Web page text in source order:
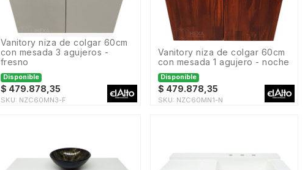
vanitory niza de colgar 60cm
con mesada 3 agujeros -
fresno
Disponible
$ 479.878,35
SKU: NZC60MN3-F
vanitory niza de colgar 60cm
con mesada 1 agujero - noche
Disponible
$ 479.878,35
SKU: NZC60MN1-N